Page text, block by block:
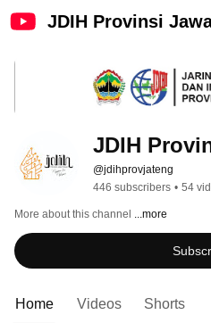
JDIH Provinsi
JDIH
@jdihprovjateng
446 subscribers • 54
More about this channel ...more
Home Videos Shorts